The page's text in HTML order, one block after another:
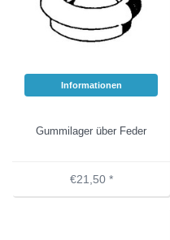
Informationen
Gummilager über Feder
€21,50 *